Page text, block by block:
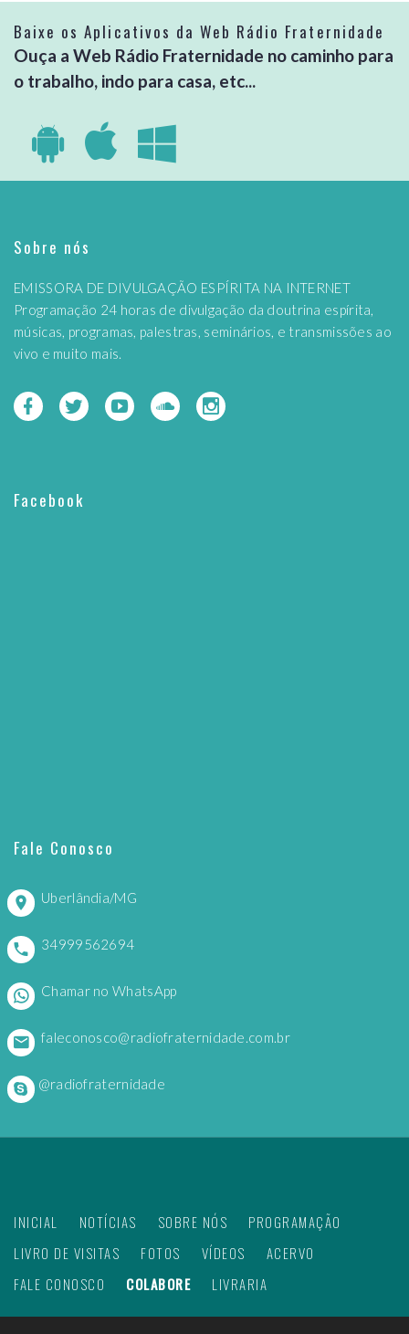
Baixe os Aplicativos da Web Rádio Fraternidade
Ouça a Web Rádio Fraternidade no caminho para
o trabalho, indo para casa, etc...
Sobre nós
EMISSORA DE DIVULGAÇÃO ESPÍRITA NA INTERNET
Programação 24 horas de divulgação da doutrina espírita,
músicas, programas, palestras, seminários, e transmissões ao
vivo e muito mais.
Facebook
Fale Conosco
Uberlândia/MG
34999562694
Chamar no WhatsApp
faleconosco@radiofraternidade.com.br
@radiofraternidade
INICIAL NOTÍCIAS SOBRE NÓS
PROGRAMAÇÃO
LIVRO DE VISITAS
FOTOS VÍDEOS
ACERVO
FALE CONOSCO
COLABORE LIVRARIA